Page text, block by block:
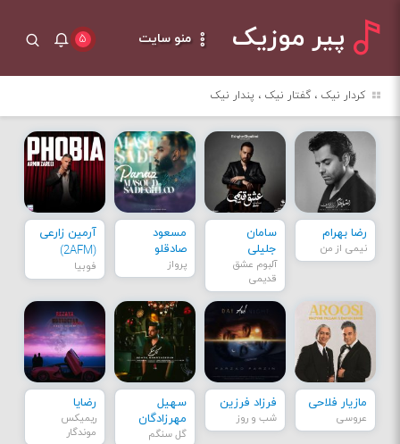
پیر موزیک منو سایت ۵
کردار نیک ، گفتار نیک ، پندار نیک
رضا بهرام
نیمی از من
سامان
جلیلی
آلبوم عشق
قدیمی
مسعود
صادقلو
پرواز
آرمین زارعی
(2AFM)
فوبیا
مازیار فلاحی
عروسی
فرزاد فرزین
شب و روز
سهیل
مهرزادگان
گل سنگم
رضایا
ریمیکس
موندگار